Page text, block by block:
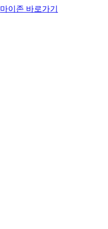
마이존 바로가기